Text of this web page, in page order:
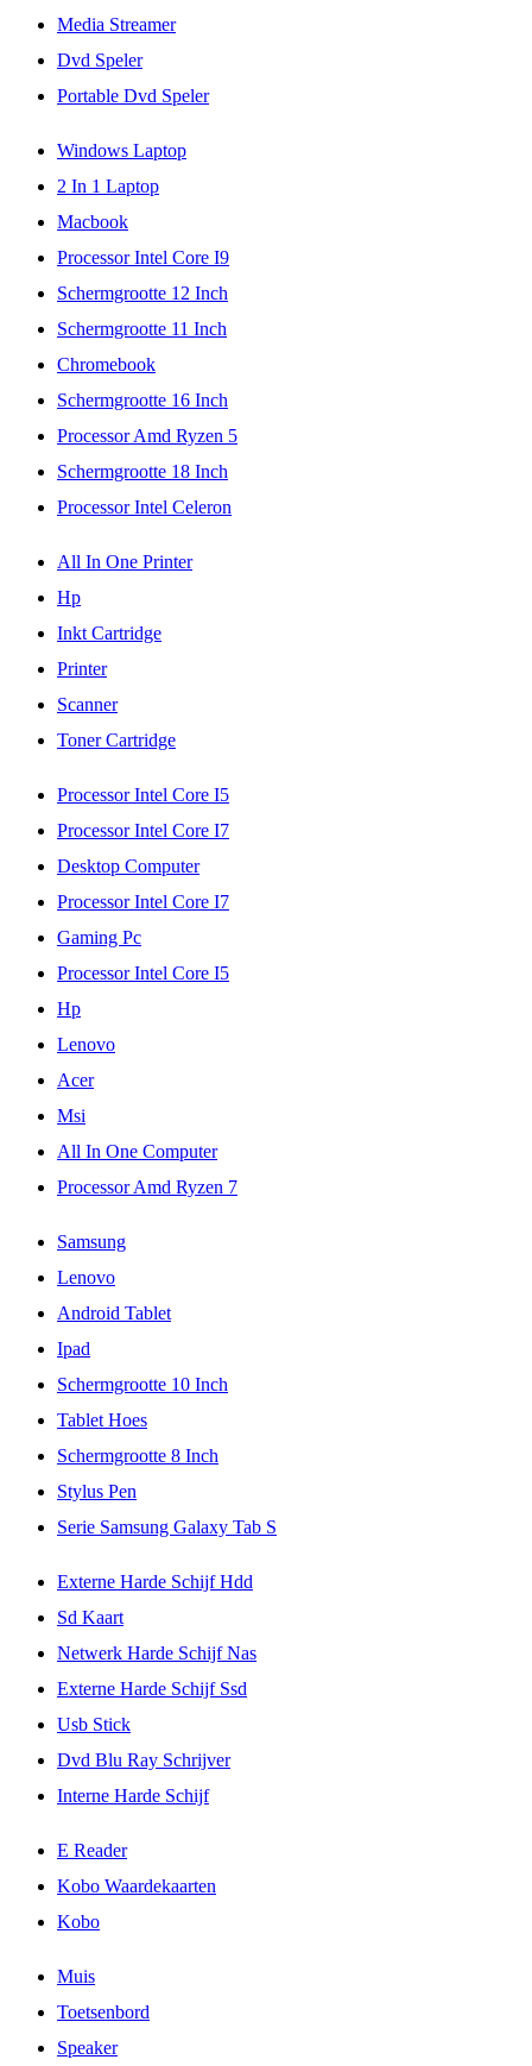
Media Streamer
Dvd Speler
Portable Dvd Speler
Windows Laptop
2 In 1 Laptop
Macbook
Processor Intel Core I9
Schermgrootte 12 Inch
Schermgrootte 11 Inch
Chromebook
Schermgrootte 16 Inch
Processor Amd Ryzen 5
Schermgrootte 18 Inch
Processor Intel Celeron
All In One Printer
Hp
Inkt Cartridge
Printer
Scanner
Toner Cartridge
Processor Intel Core I5
Processor Intel Core I7
Desktop Computer
Processor Intel Core I7
Gaming Pc
Processor Intel Core I5
Hp
Lenovo
Acer
Msi
All In One Computer
Processor Amd Ryzen 7
Samsung
Lenovo
Android Tablet
Ipad
Schermgrootte 10 Inch
Tablet Hoes
Schermgrootte 8 Inch
Stylus Pen
Serie Samsung Galaxy Tab S
Externe Harde Schijf Hdd
Sd Kaart
Netwerk Harde Schijf Nas
Externe Harde Schijf Ssd
Usb Stick
Dvd Blu Ray Schrijver
Interne Harde Schijf
E Reader
Kobo Waardekaarten
Kobo
Muis
Toetsenbord
Speaker